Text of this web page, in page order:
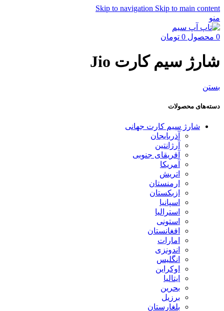
Skip to navigation Skip to main content
منو
0 محصول 0 تومان
شارژ سیم کارت Jio
بستن
دسته‌های محصولات
شارژ سیم کارت جهانی
آذربایجان
آرژانتین
آفریقای جنوبی
آمریکا
اتریش
ارمنستان
ازبکستان
اسپانیا
استرالیا
استونی
افغانستان
امارات
اندونزی
انگلیس
اوکراین
ایتالیا
بحرین
برزیل
بلغارستان